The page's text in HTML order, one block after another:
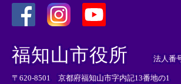
外
部
リ
ン
外
リ
ン
外
部
ン
福知山市役所 法人番
〒620-8501 京都府福知山市字内記13番地の1